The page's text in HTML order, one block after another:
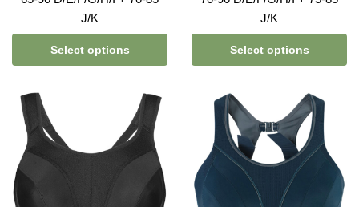
J/K
Select options
J/K
Select options